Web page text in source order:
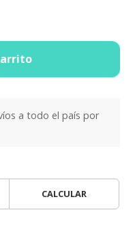
a todo el país por
CALCULAR